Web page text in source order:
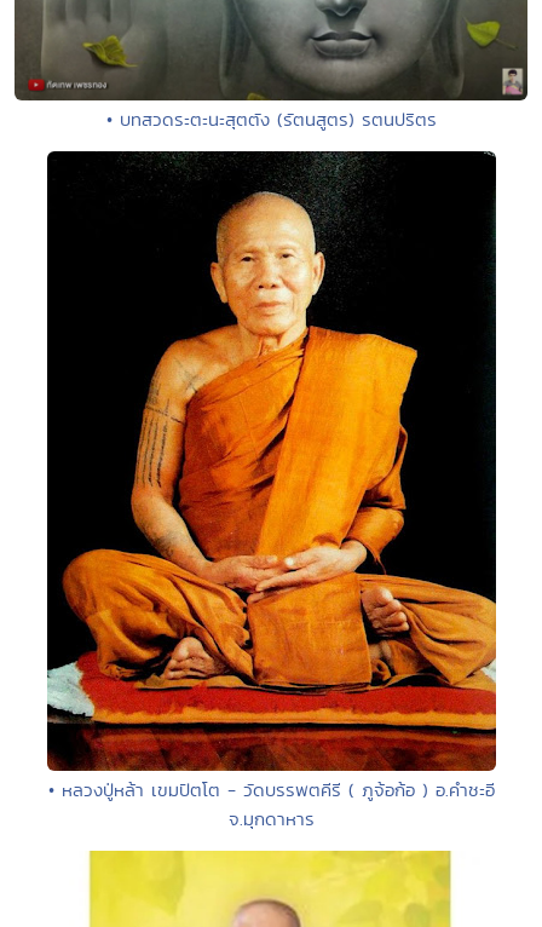
• บทสวดระตะนะสุตตัง (รัตนสูตร) รตนปริตร
• หลวงปู่หล้า เขมปัตโต - วัดบรรพตคีรี ( ภูจ้อก้อ ) อ.คำชะอี
จ.มุกดาหาร